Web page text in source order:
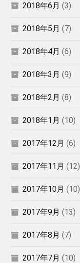
2018年6月 (3)
2018年5月 (7)
2018年4月 (6)
2018年3月 (9)
2018年2月 (8)
2018年1月 (10)
2017年12月 (6)
2017年11月 (12)
2017年10月 (10)
2017年9月 (13)
2017年8月 (7)
2017年7月 (10)